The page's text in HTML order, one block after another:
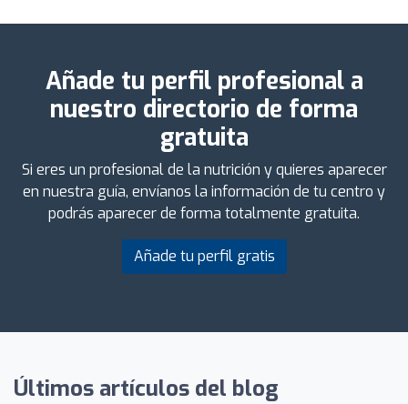
Añade tu perfil profesional a
nuestro directorio de forma
gratuita
Si eres un profesional de la nutrición y quieres aparecer
en nuestra guía, envíanos la información de tu centro y
podrás aparecer de forma totalmente gratuita.
Añade tu perfil gratis
Últimos artículos del blog